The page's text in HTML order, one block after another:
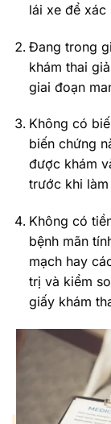
lái xe để xác
Đang trong
khám thai
giai đoạn
Không có
biến chứng
được khám
trước khi
Không có
bệnh mãn
mạch hay
trị và kiểm
giấy khám